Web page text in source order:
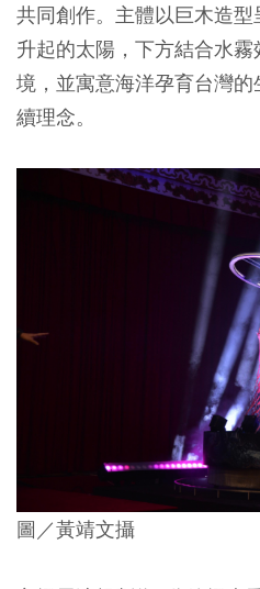
共同創作。主體以巨木造
升起的太陽，下方結合水
境，並寓意海洋孕育台灣
續理念。
圖／黃靖文攝